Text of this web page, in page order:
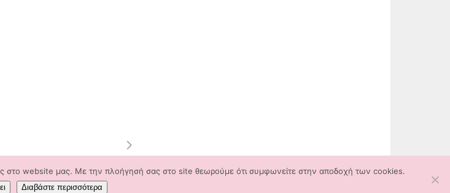
στο website μας. Με την πλοήγησή σας στο site θεωρούμε ότι συμφωνείτε στην αποδοχή των cookies.
Διαβάστε περισσότερα